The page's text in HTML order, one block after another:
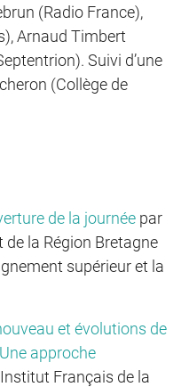
(Radio France),
Arnaud Timbert
Suivi d’une
(Collège de
de la journée par
de la Région Bretagne
supérieur et la
et évolutions de
approche
Français de la